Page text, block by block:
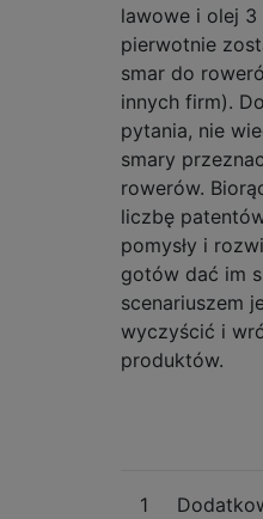
lawowe i olej
pierwotnie
smar do
innych firm).
pytania, nie
smary
rowerów.
liczbę
pomysły i
gotów dać im
scenariuszem
wyczyścić i
produktów.
1